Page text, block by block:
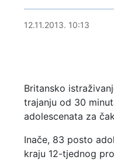
12.11.2013. 10:41
12.11.2013. 10:13
Britansko
trajanju od 30
adolescenata za
Inače, 83 posto
kraju 12-tjednog